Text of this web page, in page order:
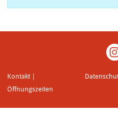
Kontakt |
Öffnungszeiten